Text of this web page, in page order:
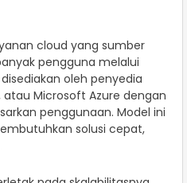
cloud yang sumber
pengguna melalui
oleh penyedia
atau Microsoft Azure dengan
penggunaan. Model ini
solusi cepat,